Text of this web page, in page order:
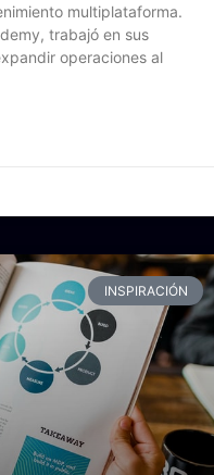
multiplataforma.
trabajó en sus
operaciones al
INSPIRACIÓN